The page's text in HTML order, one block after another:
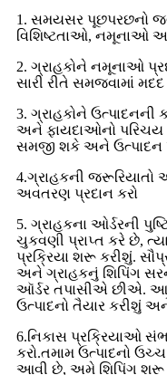
1. સમયસર પૂછપરછનો
વિશિષ્ટતાઓ, નમૂનાઓ
2. ગ્રાહકોને નમૂનાઓ
સારી રીતે સમજવામાં
3. ગ્રાહકોને ઉત્પાદનની
અને ફાયદાઓનો પરિચય
સમજી શકે અને ઉત્પાદન
4.ગ્રાહકની જરૂરિયાતો
અવતરણ પ્રદાન કરો
5. ગ્રાહકના ઓર્ડરની
ચુકવણી પ્રાપ્ત કરે છે,
પ્રક્રિયા શરૂ કરીશું.
અને ગ્રાહકનું શિપિંગ
ઑર્ડર તપાસીએ છીએ.
ઉત્પાદનો તૈયાર કરીશું
6.નિકાસ પ્રક્રિયાઓ
કરો.તમામ ઉત્પાદનો
આવી છે, અમે શિપિંગ શરૂ